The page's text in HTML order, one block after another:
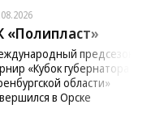
«Полипласт»
«Кубок губернатора
области»
в Орске